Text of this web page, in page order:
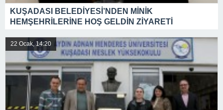
KUŞADASI BELEDİYESİ’NDEN MİNİK
HEMŞEHRİLERİNE HOŞ GELDİN ZİYARETİ
22 Ocak, 14:20